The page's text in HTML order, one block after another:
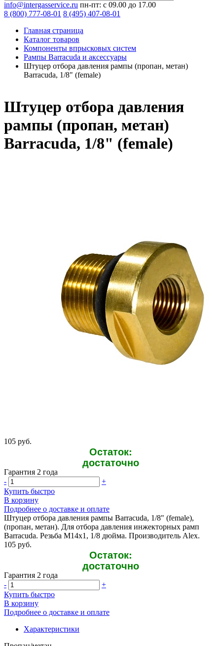
info@intergasservice.ru пн-пт: с 09.00 до 17.00
8 (800) 777-08-01 8 (495) 407-08-01
Главная страница
Каталог товаров
Компоненты впрысковых систем
Рампы Barracuda и аксессуары
Штуцер отбора давления рампы (пропан, метан)
Barracuda, 1/8" (female)
Штуцер отбора давления
рампы (пропан, метан)
Barracuda, 1/8" (female)
105 руб.
Остаток:
достаточно
Гарантия 2 года
-
+
Купить быстро
В корзину
Подробнее о доставке и оплате
Штуцер отбора давления рампы Barracuda, 1/8" (female),
(пропан, метан). Для отбора давления инжекторных рамп
Barracuda. Резьба М14х1, 1/8 дюйма. Производитель Alex.
105 руб.
Остаток:
достаточно
Гарантия 2 года
-
+
Купить быстро
В корзину
Подробнее о доставке и оплате
Характеристики